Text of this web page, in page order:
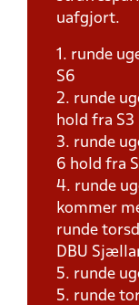
uafgjort.
1. runde
S6
2. runde
hold fra
3. runde
6 hold fra
4. runde
kommer
runde
DBU
5. runde
5. runde